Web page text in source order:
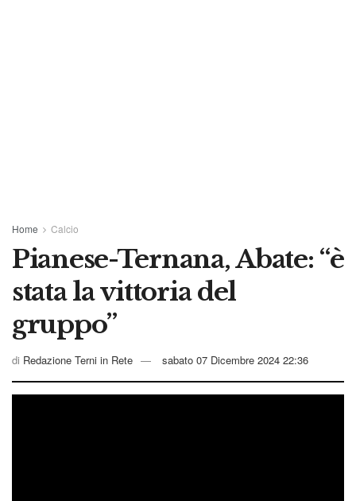
Home Calcio
Pianese-Ternana, Abate: “è
stata la vittoria del
gruppo”
di Redazione Terni in Rete sabato 07 Dicembre 2024 22:36